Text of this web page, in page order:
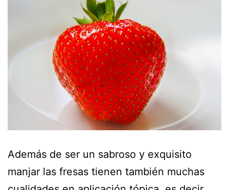
Además de ser un sabroso y exquisito
manjar las fresas tienen también muchas